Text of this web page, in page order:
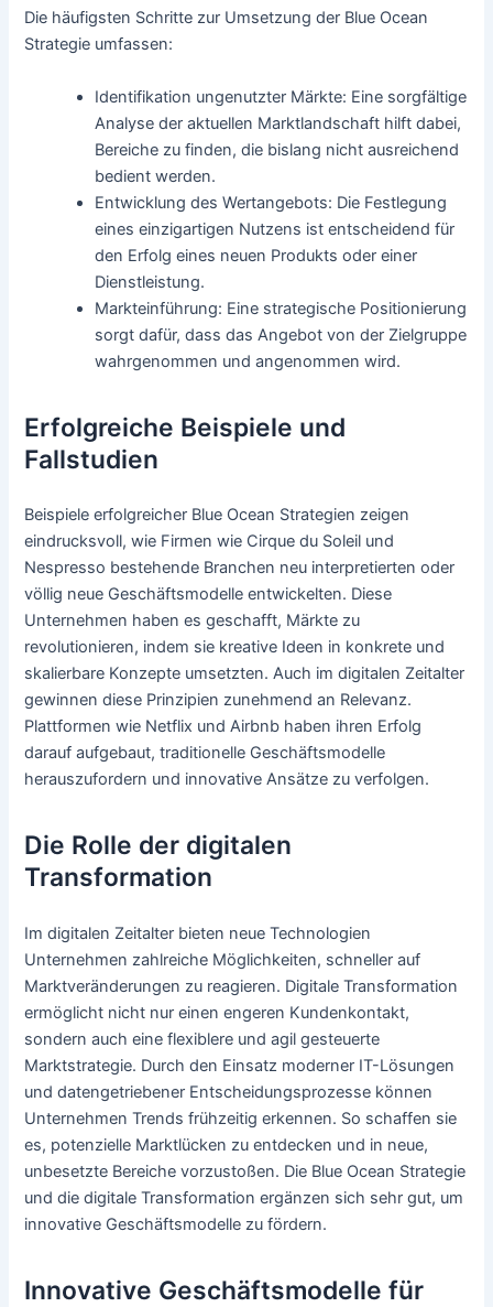
Die häufigsten Schritte zur Umsetzung der Blue Ocean
Strategie umfassen:
Identifikation ungenutzter Märkte: Eine sorgfältige
Analyse der aktuellen Marktlandschaft hilft dabei,
Bereiche zu finden, die bislang nicht ausreichend
bedient werden.
Entwicklung des Wertangebots: Die Festlegung
eines einzigartigen Nutzens ist entscheidend für
den Erfolg eines neuen Produkts oder einer
Dienstleistung.
Markteinführung: Eine strategische Positionierung
sorgt dafür, dass das Angebot von der Zielgruppe
wahrgenommen und angenommen wird.
Erfolgreiche Beispiele und
Fallstudien
Beispiele erfolgreicher Blue Ocean Strategien zeigen
eindrucksvoll, wie Firmen wie Cirque du Soleil und
Nespresso bestehende Branchen neu interpretierten oder
völlig neue Geschäftsmodelle entwickelten. Diese
Unternehmen haben es geschafft, Märkte zu
revolutionieren, indem sie kreative Ideen in konkrete und
skalierbare Konzepte umsetzten. Auch im digitalen Zeitalter
gewinnen diese Prinzipien zunehmend an Relevanz.
Plattformen wie Netflix und Airbnb haben ihren Erfolg
darauf aufgebaut, traditionelle Geschäftsmodelle
herauszufordern und innovative Ansätze zu verfolgen.
Die Rolle der digitalen
Transformation
Im digitalen Zeitalter bieten neue Technologien
Unternehmen zahlreiche Möglichkeiten, schneller auf
Marktveränderungen zu reagieren. Digitale Transformation
ermöglicht nicht nur einen engeren Kundenkontakt,
sondern auch eine flexiblere und agil gesteuerte
Marktstrategie. Durch den Einsatz moderner IT-Lösungen
und datengetriebener Entscheidungsprozesse können
Unternehmen Trends frühzeitig erkennen. So schaffen sie
es, potenzielle Marktlücken zu entdecken und in neue,
unbesetzte Bereiche vorzustoßen. Die Blue Ocean Strategie
und die digitale Transformation ergänzen sich sehr gut, um
innovative Geschäftsmodelle zu fördern.
Innovative Geschäftsmodelle für